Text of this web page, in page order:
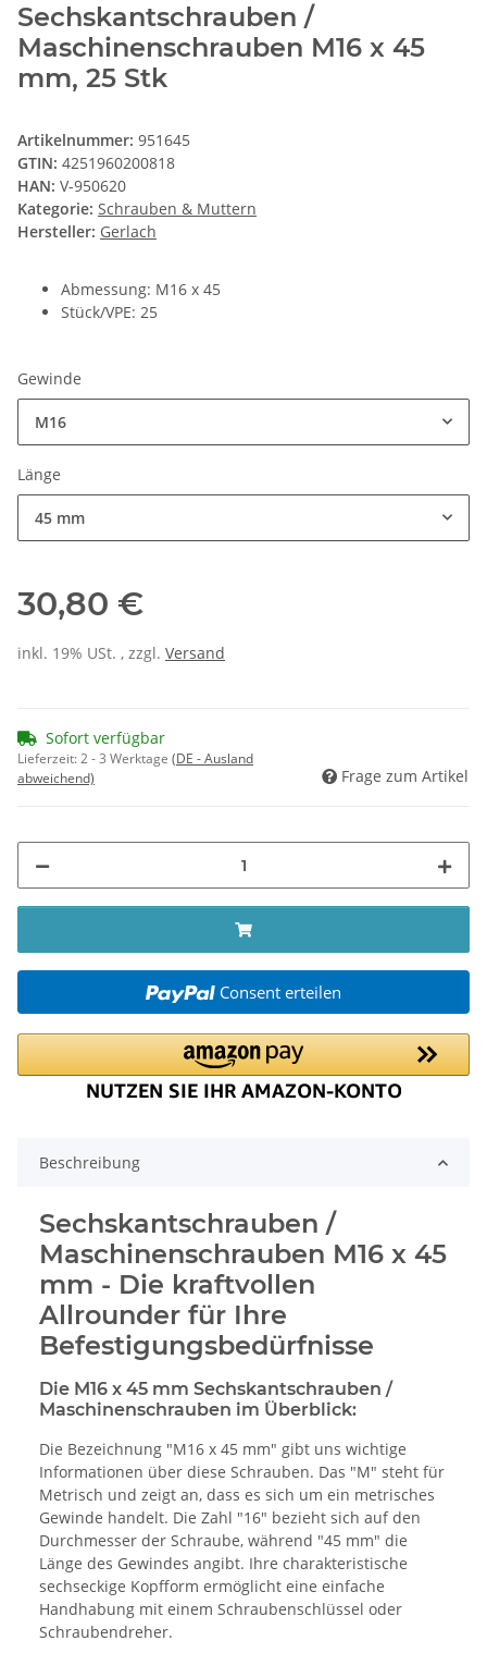
Sechskantschrauben /
Maschinenschrauben M16 x 45
mm, 25 Stk
Artikelnummer: 951645
GTIN: 4251960200818
HAN: V-950620
Kategorie: Schrauben & Muttern
Hersteller: Gerlach
Abmessung: M16 x 45
Stück/VPE: 25
Gewinde
M16
Länge
45 mm
30,80 €
inkl. 19% USt. , zzgl. Versand
Sofort verfügbar
Lieferzeit:2 - 3 Werktage (DE - Ausland
abweichend)
Frage zum Artikel
Consent erteilen
Beschreibung
Sechskantschrauben /
Maschinenschrauben M16 x 45
mm - Die kraftvollen
Allrounder für Ihre
Befestigungsbedürfnisse
Die M16 x 45 mm Sechskantschrauben /
Maschinenschrauben im Überblick:
Die Bezeichnung "M16 x 45 mm" gibt uns wichtige
Informationen über diese Schrauben. Das "M" steht für
Metrisch und zeigt an, dass es sich um ein metrisches
Gewinde handelt. Die Zahl "16" bezieht sich auf den
Durchmesser der Schraube, während "45 mm" die
Länge des Gewindes angibt. Ihre charakteristische
sechseckige Kopfform ermöglicht eine einfache
Handhabung mit einem Schraubenschlüssel oder
Schraubendreher.